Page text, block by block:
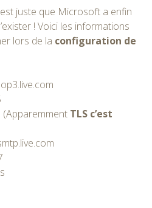
juste que Microsoft a enfin
! Voici les informations
lors de la configuration de
(Apparemment TLS c’est